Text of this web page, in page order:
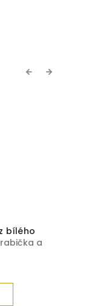
Previous
bílého
a
Next